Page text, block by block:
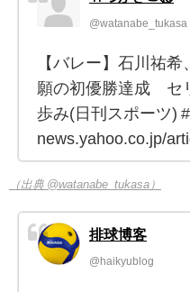
@watanabe_tukasa
【バレー】石川祐
願の初優勝達成 セ
歩み(日刊スポーツ)
news.yahoo.co.jp/
（出典 @watanabe_tukasa）
排球博客
@haikyublog